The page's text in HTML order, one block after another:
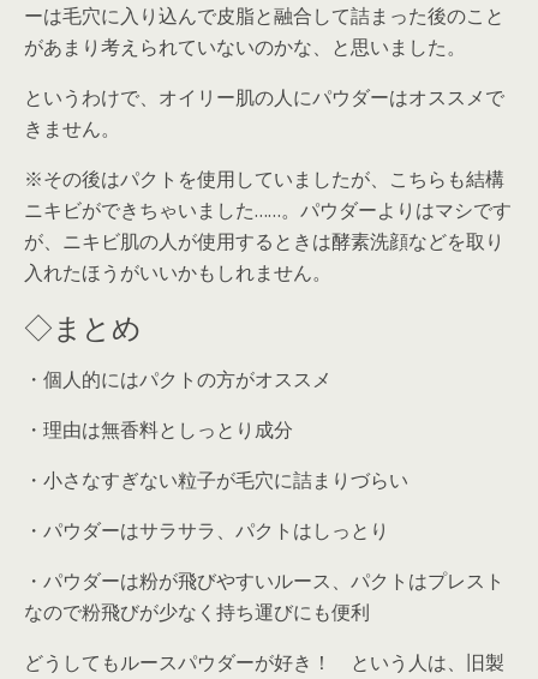
ーは毛穴に入り込んで皮脂と融合して詰まった後のこと
があまり考えられていないのかな、と思いました。
というわけで、オイリー肌の人にパウダーはオススメで
きません。
※その後はパクトを使用していましたが、こちらも結構
ニキビができちゃいました……。パウダーよりはマシです
が、ニキビ肌の人が使用するときは酵素洗顔などを取り
入れたほうがいいかもしれません。
◇まとめ
・個人的にはパクトの方がオススメ
・理由は無香料としっとり成分
・小さなすぎない粒子が毛穴に詰まりづらい
・パウダーはサラサラ、パクトはしっとり
・パウダーは粉が飛びやすいルース、パクトはプレスト
なので粉飛びが少なく持ち運びにも便利
どうしてもルースパウダーが好き！ という人は、旧製